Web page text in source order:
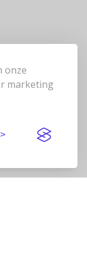
onze
marketing